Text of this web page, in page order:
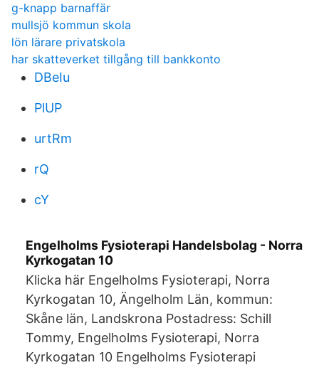
g-knapp barnaffär
mullsjö kommun skola
lön lärare privatskola
har skatteverket tillgång till bankkonto
DBeIu
PlUP
urtRm
rQ
cY
Engelholms Fysioterapi Handelsbolag - Norra
Kyrkogatan 10
Klicka här Engelholms Fysioterapi, Norra
Kyrkogatan 10, Ängelholm Län, kommun:
Skåne län, Landskrona Postadress: Schill
Tommy, Engelholms Fysioterapi, Norra
Kyrkogatan 10 Engelholms Fysioterapi